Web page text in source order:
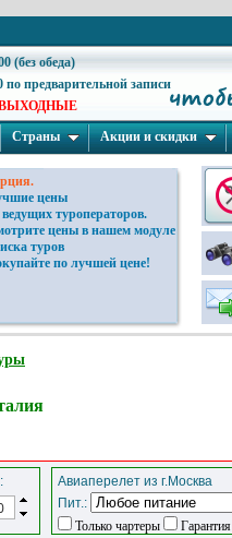
(без обеда)
по предварительной записи
ВЫХОДНЫЕ
Страны Акции и скидки
цены
ведущих туроператоров.
цены в нашем модуле
туров
по лучшей цене!
Авиаперелет из г.Москва
Пит.:
Только чартеры
Гарантия